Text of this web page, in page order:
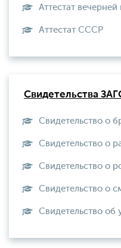
Аттестат
Aттестат СССР
Свидетельства
Свидетельство о
Свидетельство о
Свидетельство о
Свидетельство о
Свидетельство об